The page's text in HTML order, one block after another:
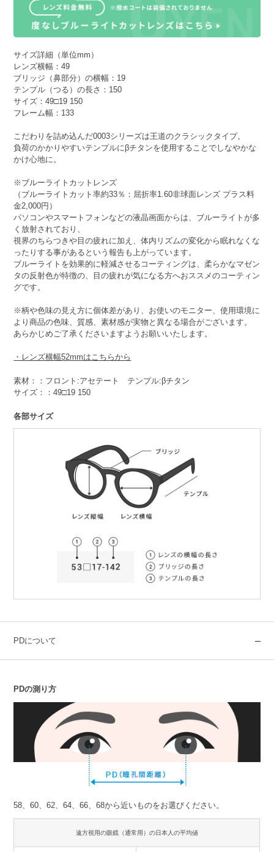
サイズ詳細（単位mm）
レンズ横幅：49
ブリッジ（鼻部分）の横幅：19
テンプル（つる）の長さ：150
サイズ：49□19 150
フレーム幅：133
こだわりを詰め込んだ0003シリーズは王道のクラシックタイプ。
負荷のかかりやすいテンプルにβチタンを使用することでしなやかな
かけ心地に。
※ブルーライトカットレンズ
（ブルーライトカット率約33％：屈折率1.60非球面レンズ プラス料
金2,000円）
パソコンやスマートフォンなどの液晶画面からは、ブルーライトが多
く放射されており、
視界のちらつきや目の疲れに加え、体内リズムの変化から眠れなくな
ったりする事があるという報告も上がっています。
ブルーライトを効果的に軽減させるコーティングは、柔らかなマゼン
タの反射色が特徴の、目の疲れが気になる方へおススメのコーティン
グです。
※柄や色味の見え方に個体差があり、お使いのモニター、使用環境に
より商品の色味、質感、素材感が実物と異なる場合がございます。
あらかじめご了承くださいますようお願いいたします。
・レンズ横幅52mmはこちらから
素材：：フロント:アセテート テンプル:βチタン
サイズ：：49□19 150
各部サイズ
PDについて
PDの測り方
58、60、62、64、66、68から近いものをお選びください。
遠方視用の眼鏡（通常用）の日本人の平均値